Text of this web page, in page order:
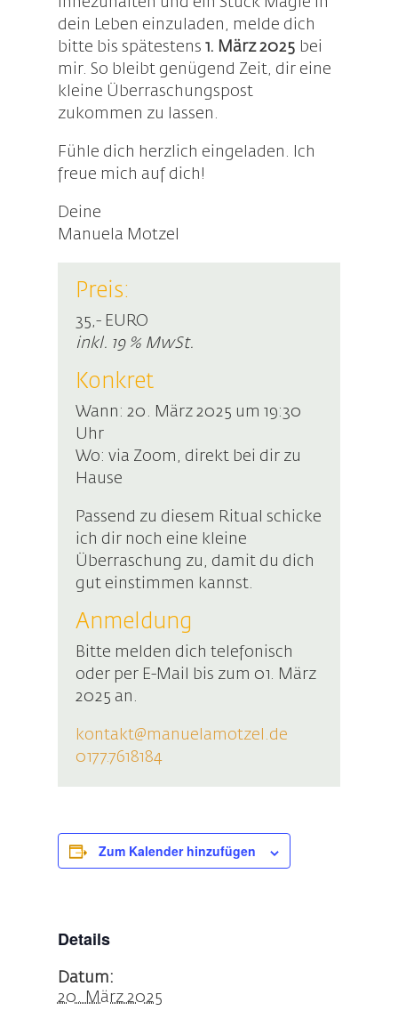
dein Leben einzuladen, melde dich
bitte bis spätestens 1. März 2025bei
mir. So bleibt genügend Zeit, dir eine
kleine Überraschungspost
zukommen zu lassen.
Fühle dich herzlich eingeladen. Ich
freue mich auf dich!
Deine
Manuela Motzel
Preis:
35,- EURO
inkl. 19 % MwSt.
Konkret
Wann: 20. März 2025 um 19:30
Uhr
Wo: via Zoom, direkt bei dir zu
Hause
Passend zu diesem Ritual schicke
ich dir noch eine kleine
Überraschung zu, damit du dich
gut einstimmen kannst.
Anmeldung
Bitte melden dich telefonisch
oder per E-Mail bis zum 01. März
2025 an.
kontakt@manuelamotzel.de
0177.7618184
Zum Kalender hinzufügen
Details
Datum:
20. März 2025